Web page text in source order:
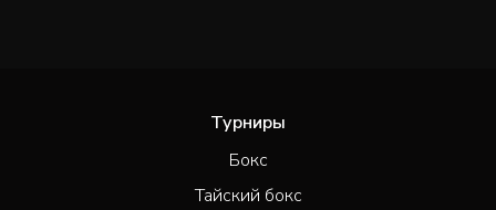
Турниры
Бокс
Тайский бокс